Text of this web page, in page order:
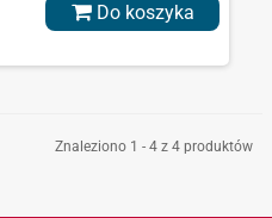
Do koszyka
Znaleziono 1 - 4 z 4 produktów